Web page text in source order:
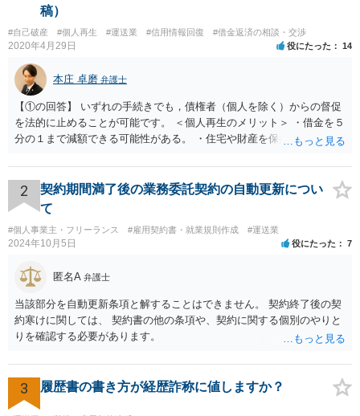
稿）
#自己破産 #個人再生 #運送業 #信用情報回復 #借金返済の相談・交渉
2020年4月29日 役にたった 14
本庄 卓磨 弁護士
【①の回答】 いずれの手続きでも，債権者（個人を除く）からの督促
を法的に止めることが可能です。 ＜個人再生のメリット＞ ・借金を５
分の１まで減額できる可能性がある。 ・住宅や財産を保持できる（た
理的抵抗が小さい（個人差あり）。 ＜自己破産のメリット＞ ・税金等
の滞納分を除き，借金を返済する必要がなくなる。 【②の回答】 ・個
人再生・破産ともに，信用情報に事故情報（いわゆるブラックリス
ト）として登録されますので，５年～１０年ほどは新たに借金をする
ことはできません。また，住宅や店舗を借りる際，保証会社の審査も
通らなくなるため，保証人を立てて契約する必要がある場合がありま
す。 ・ご家族名義の財産を処分する必要はありません。 ・個人再生・
破産ともに，返済が困難な状況に陥っている以上，事業継続は難しい
場合が多いです。もっとも，手続き終了後，新たに事業を行うことは
できます。 ・個人再生・破産ともに，裁判所で手続きを進める際に官
報に掲載されます。そのため，第三者に知られる可能性はゼロではあ
りませんが，官報をチェックしている人はほとんどいないと思われる
ため，知られる可能性は低いと思います。なお，戸籍などに載るので
はないかと心配される方がおられますが，そのようなことはありませ
ん。 ＜個人再生のデメリット＞ ・借金が減額されるとはいえ，３年～
５年間は返済を継続する必要がある。 ・所有している財産の価値が大
2
契約期間満了後の業務委託契約の自動更新につい
て
#個人事業主・フリーランス #雇用契約書・就業規則作成 #運送業
2024年10月5日 役にたった 7
匿名A 弁護士
当該部分を自動更新条項と解することはできません。 契約終了後の契
約寒けに関しては、 契約書の他の条項や、契約に関する個別のやりと
りを確認する必要があります。
3 履歴書の書き方が経歴詐称に値しますか？